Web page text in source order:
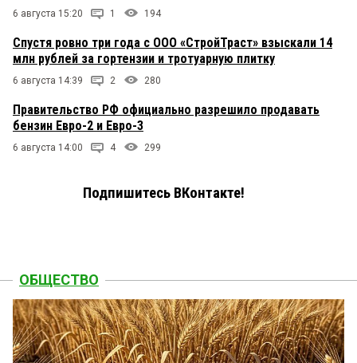
6 августа 15:20 1 194
Спустя ровно три года с ООО «СтройТраст» взыскали 14
млн рублей за гортензии и тротуарную плитку
6 августа 14:39 2 280
Правительство РФ официально разрешило продавать
бензин Евро-2 и Евро-3
6 августа 14:00 4 299
Подпишитесь ВКонтакте!
ОБЩЕСТВО